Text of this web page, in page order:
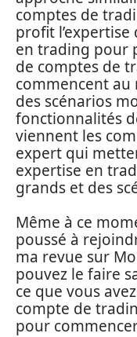
comptes de
profit l’expertise
en trading pour
de comptes de
commencent
des scénarios
fonctionnalités
viennent les
expert qui
expertise en
grands et des
Même à ce
poussé à
ma revue sur
pouvez le faire
ce que vous
compte de
pour